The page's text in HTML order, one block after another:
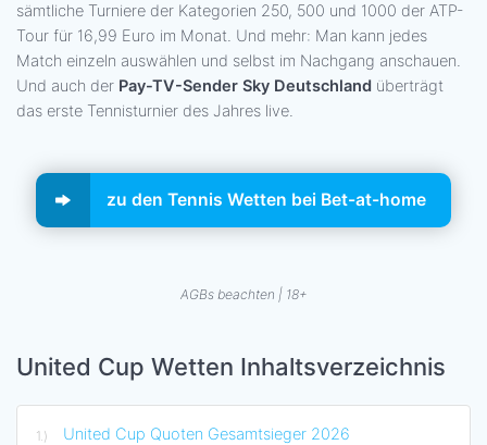
sämtliche Turniere der Kategorien 250, 500 und 1000 der ATP-
Tour für 16,99 Euro im Monat. Und mehr: Man kann jedes
Match einzeln auswählen und selbst im Nachgang anschauen.
Und auch der Pay-TV-Sender Sky Deutschland überträgt
das erste Tennisturnier des Jahres live.
zu den Tennis Wetten bei Bet-at-home
AGBs beachten | 18+
United Cup Wetten Inhaltsverzeichnis
United Cup Quoten Gesamtsieger 2026